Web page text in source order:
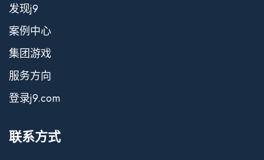
发现j9
案例中心
集团游戏
服务方向
登录j9.com
联系方式